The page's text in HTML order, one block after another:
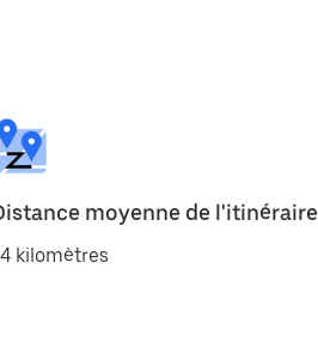
moyenne de l'itinéraire
kilomètres